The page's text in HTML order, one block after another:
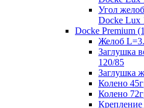
Угол
Docke Lux
Docke Premium
Желоб
Заглушка
120/85
Заглушка
Колено
Колено
Крепление